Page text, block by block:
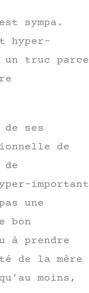
sympa.
hyper-
truc parce
ses
de
important
une
bon
à prendre
de la mère
moins,